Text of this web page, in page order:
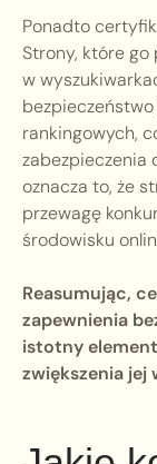
Ponadto
Strony, które
w
rankingowych,
zabezpieczenia
oznacza to, że
przewagę
środowisku
Reasumując,
zapewnienia
istotny
zwiększenia jej